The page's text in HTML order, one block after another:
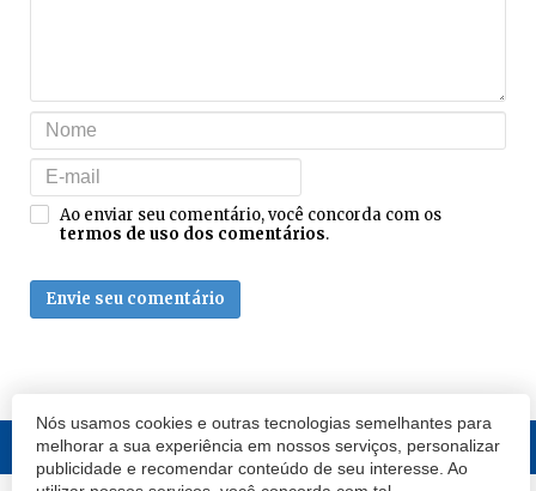
Nós usamos cookies e outras tecnologias semelhantes para
melhorar a sua experiência em nossos serviços, personalizar
publicidade e recomendar conteúdo de seu interesse. Ao
Ao enviar seu comentário, você concorda com os
termos de uso dos comentários.
Envie seu comentário